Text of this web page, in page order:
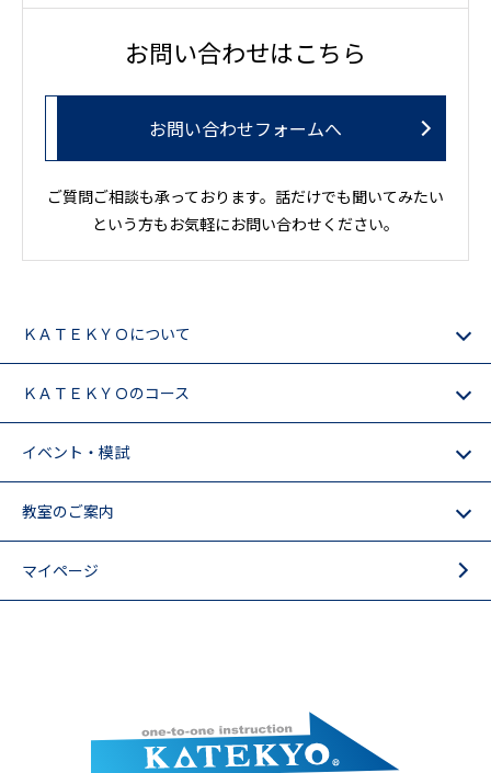
お問い合わせはこちら
お問い合わせフォームへ
ご質問ご相談も承っております。話だけでも聞いてみたい
という方もお気軽にお問い合わせください。
ＫＡＴＥＫＹＯについて
ＫＡＴＥＫＹＯのコース
イベント・模試
教室のご案内
マイページ